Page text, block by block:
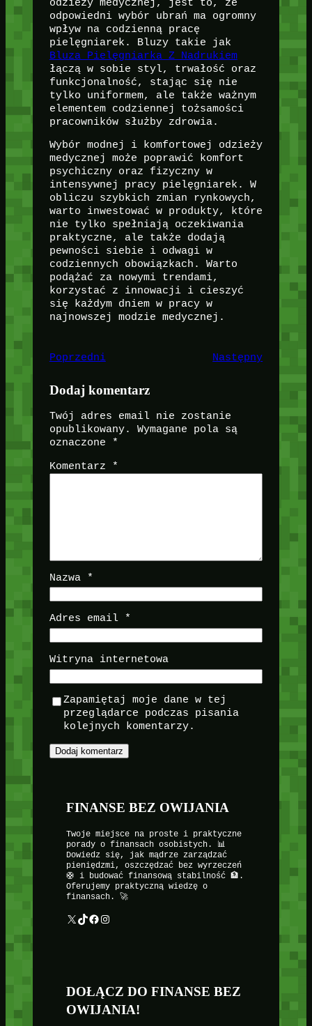
odzieży medycznej, jest to, że
odpowiedni wybór ubrań ma ogromny
wpływ na codzienną pracę
pielęgniarek. Bluzy takie jak
Bluza Pielęgniarka Z Nadrukiem
łączą w sobie styl, trwałość oraz
funkcjonalność, stając się nie
tylko uniformem, ale także ważnym
elementem codziennej tożsamości
pracowników służby zdrowia.
Wybór modnej i komfortowej odzieży
medycznej może poprawić komfort
psychiczny oraz fizyczny w
intensywnej pracy pielęgniarek. W
obliczu szybkich zmian rynkowych,
warto inwestować w produkty, które
nie tylko spełniają oczekiwania
praktyczne, ale także dodają
pewności siebie i odwagi w
codziennych obowiązkach. Warto
podążać za nowymi trendami,
korzystać z innowacji i cieszyć
się każdym dniem w pracy w
najnowszej modzie medycznej.
Poprzedni Następny
Dodaj komentarz
Twój adres email nie zostanie
opublikowany.
Wymagane pola są
oznaczone
*
Komentarz *
Nazwa *
Adres email *
Witryna internetowa
Zapamiętaj moje dane w tej
przeglądarce podczas pisania
kolejnych komentarzy.
FINANSE BEZ OWIJANIA
Twoje miejsce na proste i praktyczne
porady o finansach osobistych. 📊
Dowiedz się, jak mądrze zarządzać
pieniędzmi, oszczędzać bez wyrzeczeń
🛟 i budować finansową stabilność 🏦.
Oferujemy praktyczną wiedzę o
finansach. 🚀
X TikTok Facebook Instagram
DOŁĄCZ DO FINANSE BEZ
OWIJANIA!